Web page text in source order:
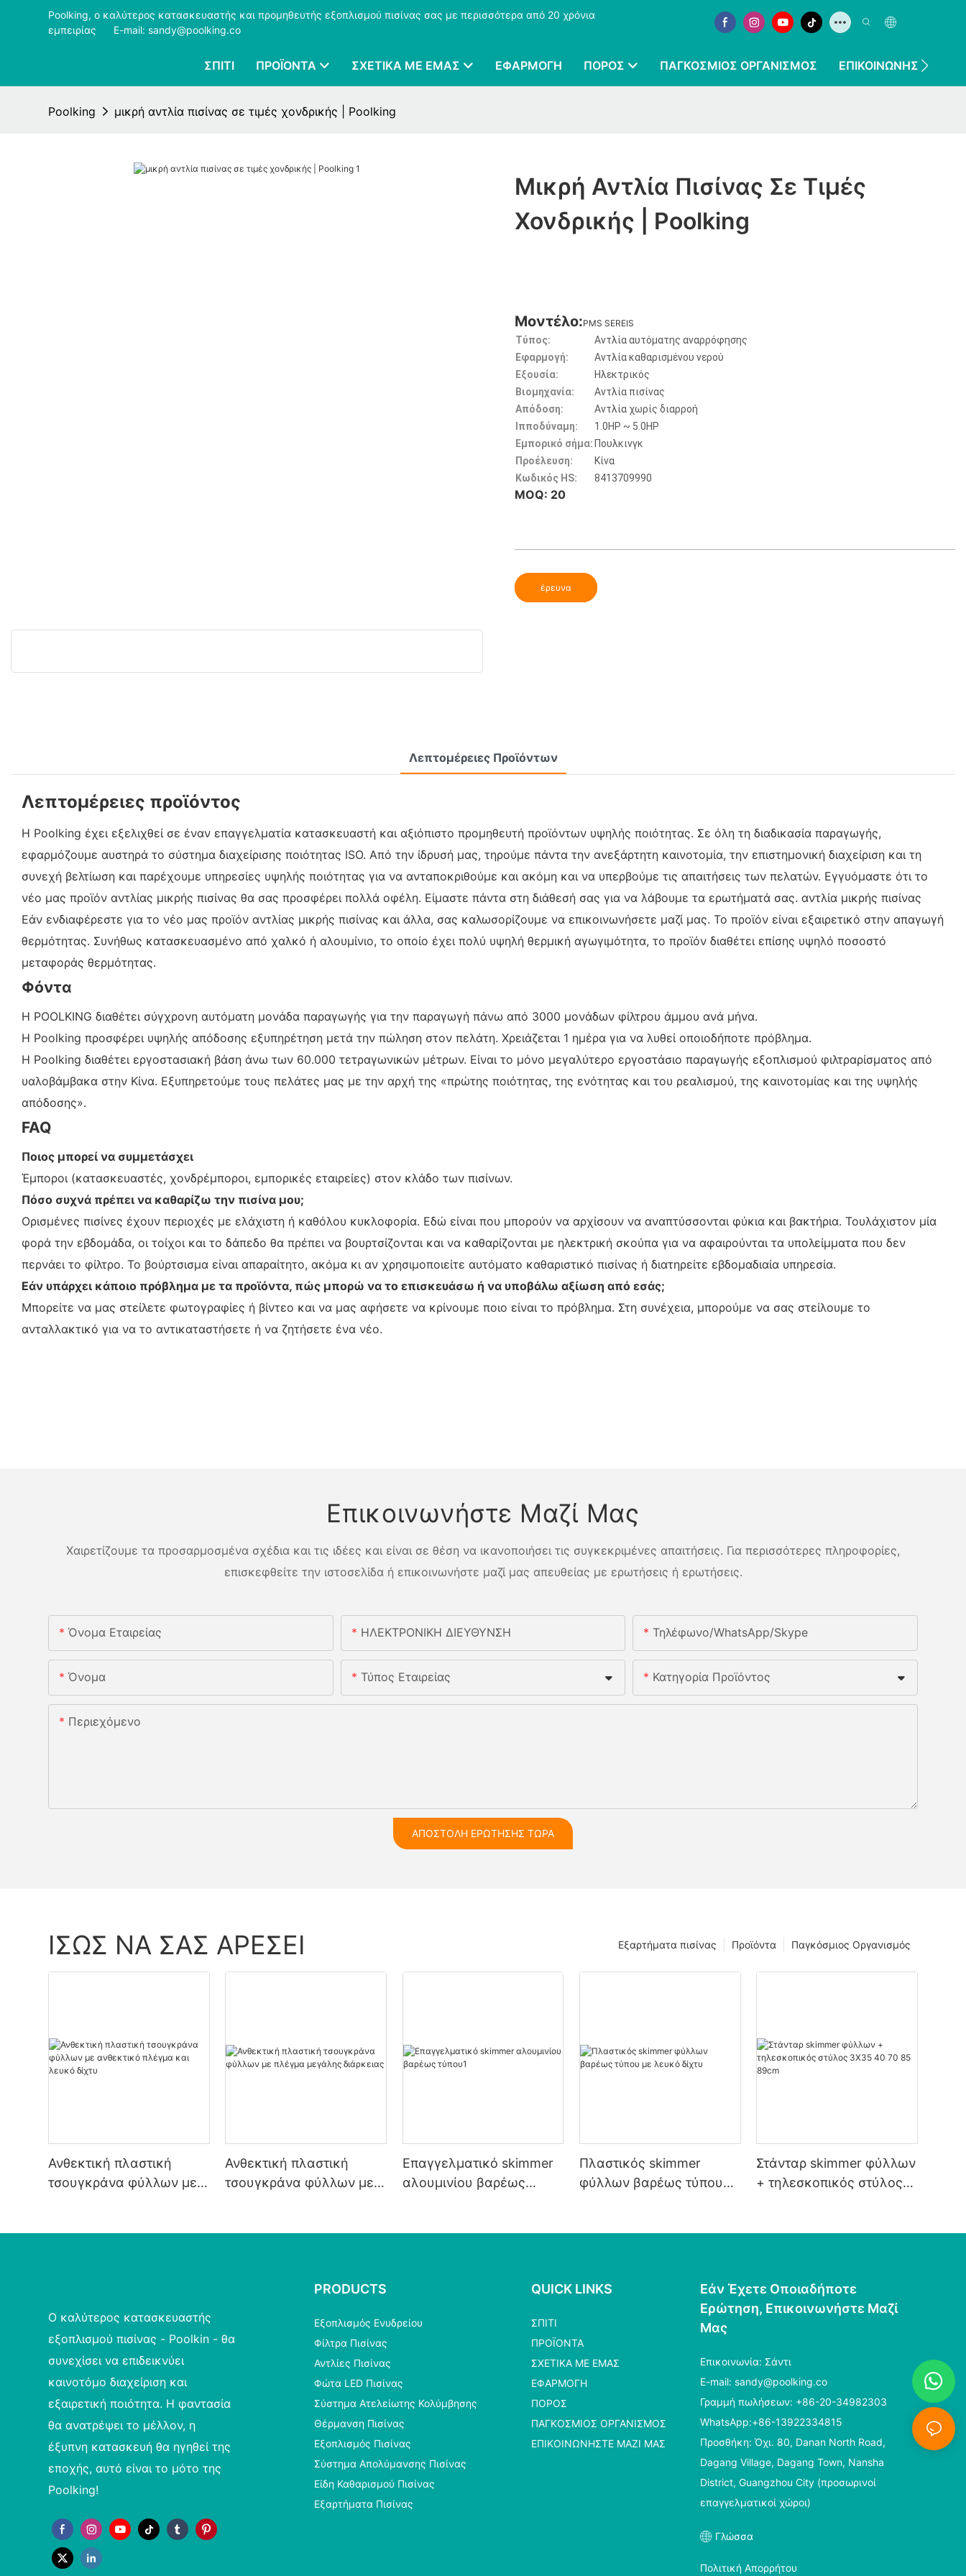
Poolking, ο καλύτερος κατασκευαστής και προμηθευτής εξοπλισμού πισίνας σας με περισσότερα από 20 χρόνια
εμπειρίας
E-mail: sandy@poolking.co
ΣΠΊΤΙ ΠΡΟΪΌΝΤΑ ΣΧΕΤΙΚΆ ΜΕ ΕΜΆΣ ΕΦΑΡΜΟΓΉ ΠΌΡΟΣ ΠΑΓΚΌΣΜΙΟΣ ΟΡΓΑΝΙΣΜΌΣ ΕΠΙΚΟΙΝΩΝΉΣΤΕ
Poolking μικρή αντλία πισίνας σε τιμές χονδρικής | Poolking
Μικρή Αντλία Πισίνας Σε Τιμές
Χονδρικής | Poolking
Μοντέλο:PMS SEREIS
Τύπος:
Αντλία αυτόματης αναρρόφησης
Εφαρμογή:
Αντλία καθαρισμένου νερού
Εξουσία:
Ηλεκτρικός
Βιομηχανία:
Αντλία πισίνας
Απόδοση:
Αντλία χωρίς διαρροή
Ιπποδύναμη:
1.0HP ~ 5.0HP
Εμπορικό σήμα: Πουλκινγκ
Προέλευση:
Κίνα
Κωδικός HS:
8413709990
MOQ: 20
έρευνα
Λεπτομέρειες Προϊόντων
Λεπτομέρειες προϊόντος
Η Poolking έχει εξελιχθεί σε έναν επαγγελματία κατασκευαστή και αξιόπιστο προμηθευτή προϊόντων υψηλής ποιότητας. Σε όλη τη διαδικασία παραγωγής,
εφαρμόζουμε αυστηρά το σύστημα διαχείρισης ποιότητας ISO. Από την ίδρυσή μας, τηρούμε πάντα την ανεξάρτητη καινοτομία, την επιστημονική διαχείριση και τη
συνεχή βελτίωση και παρέχουμε υπηρεσίες υψηλής ποιότητας για να ανταποκριθούμε και ακόμη και να υπερβούμε τις απαιτήσεις των πελατών. Εγγυόμαστε ότι το
νέο μας προϊόν αντλίας μικρής πισίνας θα σας προσφέρει πολλά οφέλη. Είμαστε πάντα στη διάθεσή σας για να λάβουμε τα ερωτήματά σας. αντλία μικρής πισίνας
Εάν ενδιαφέρεστε για το νέο μας προϊόν αντλίας μικρής πισίνας και άλλα, σας καλωσορίζουμε να επικοινωνήσετε μαζί μας. Το προϊόν είναι εξαιρετικό στην απαγωγή
θερμότητας. Συνήθως κατασκευασμένο από χαλκό ή αλουμίνιο, το οποίο έχει πολύ υψηλή θερμική αγωγιμότητα, το προϊόν διαθέτει επίσης υψηλό ποσοστό
μεταφοράς θερμότητας.
Φόντα
Η POOLKING διαθέτει σύγχρονη αυτόματη μονάδα παραγωγής για την παραγωγή πάνω από 3000 μονάδων φίλτρου άμμου ανά μήνα.
Η Poolking προσφέρει υψηλής απόδοσης εξυπηρέτηση μετά την πώληση στον πελάτη. Χρειάζεται 1 ημέρα για να λυθεί οποιοδήποτε πρόβλημα.
Η Poolking διαθέτει εργοστασιακή βάση άνω των 60.000 τετραγωνικών μέτρων. Είναι το μόνο μεγαλύτερο εργοστάσιο παραγωγής εξοπλισμού φιλτραρίσματος από
υαλοβάμβακα στην Κίνα. Εξυπηρετούμε τους πελάτες μας με την αρχή της «πρώτης ποιότητας, της ενότητας και του ρεαλισμού, της καινοτομίας και της υψηλής
απόδοσης».
FAQ
Ποιος μπορεί να συμμετάσχει
Έμποροι (κατασκευαστές, χονδρέμποροι, εμπορικές εταιρείες) στον κλάδο των πισίνων.
Πόσο συχνά πρέπει να καθαρίζω την πισίνα μου;
Ορισμένες πισίνες έχουν περιοχές με ελάχιστη ή καθόλου κυκλοφορία. Εδώ είναι που μπορούν να αρχίσουν να αναπτύσσονται φύκια και βακτήρια. Τουλάχιστον μία
φορά την εβδομάδα, οι τοίχοι και το δάπεδο θα πρέπει να βουρτσίζονται και να καθαρίζονται με ηλεκτρική σκούπα για να αφαιρούνται τα υπολείμματα που δεν
περνάει το φίλτρο. Το βούρτσισμα είναι απαραίτητο, ακόμα κι αν χρησιμοποιείτε αυτόματο καθαριστικό πισίνας ή διατηρείτε εβδομαδιαία υπηρεσία.
Εάν υπάρχει κάποιο πρόβλημα με τα προϊόντα, πώς μπορώ να το επισκευάσω ή να υποβάλω αξίωση από εσάς;
Μπορείτε να μας στείλετε φωτογραφίες ή βίντεο και να μας αφήσετε να κρίνουμε ποιο είναι το πρόβλημα. Στη συνέχεια, μπορούμε να σας στείλουμε το
ανταλλακτικό για να το αντικαταστήσετε ή να ζητήσετε ένα νέο.
Επικοινωνήστε Μαζί Μας
Χαιρετίζουμε τα προσαρμοσμένα σχέδια και τις ιδέες και είναι σε θέση να ικανοποιήσει τις συγκεκριμένες απαιτήσεις. Για περισσότερες πληροφορίες,
επισκεφθείτε την ιστοσελίδα ή επικοινωνήστε μαζί μας απευθείας με ερωτήσεις ή ερωτήσεις.
Όνομα Εταιρείας ΗΛΕΚΤΡΟΝΙΚΗ ΔΙΕΥΘΥΝΣΗ Τηλέφωνο/whatsApp/skype
Όνομα Τύπος Εταιρείας Κατηγορία Προϊόντος
Περιεχόμενο
ΑΠΟΣΤΟΛΉ ΕΡΏΤΗΣΗΣ ΤΏΡΑ
ΊΣΩΣ ΝΑ ΣΑΣ ΑΡΈΣΕΙ Παγκόσμιος Οργανισμός
Προϊόντα
Εξαρτήματα πισίνας
Ανθεκτική πλαστική
τσουγκράνα φύλλων με
Ανθεκτική πλαστική
τσουγκράνα φύλλων με
Επαγγελματικό skimmer
αλουμινίου βαρέως
Πλαστικός skimmer
φύλλων βαρέως τύπου
Στάνταρ skimmer φύλλων
+ τηλεσκοπικός στύλος
Ο καλύτερος κατασκευαστής
εξοπλισμού πισίνας - Poolkin - θα
συνεχίσει να επιδεικνύει
καινοτόμο διαχείριση και
εξαιρετική ποιότητα. Η φαντασία
θα ανατρέψει το μέλλον, η
έξυπνη κατασκευή θα ηγηθεί της
εποχής, αυτό είναι το μότο της
Poolking!
PRODUCTS
Εξοπλισμός Ενυδρείου
Φίλτρα Πισίνας
Αντλίες Πισίνας
Φώτα LED Πισίνας
Σύστημα Ατελείωτης Κολύμβησης
Θέρμανση Πισίνας
Εξοπλισμός Πισίνας
Σύστημα Απολύμανσης Πισίνας
Είδη Καθαρισμού Πισίνας
Εξαρτήματα Πισίνας
QUICK LINKS
ΣΠΊΤΙ
ΠΡΟΪΌΝΤΑ
ΣΧΕΤΙΚΆ ΜΕ ΕΜΆΣ
ΕΦΑΡΜΟΓΉ
ΠΌΡΟΣ
ΠΑΓΚΌΣΜΙΟΣ ΟΡΓΑΝΙΣΜΌΣ
ΕΠΙΚΟΙΝΩΝΉΣΤΕ ΜΑΖΊ ΜΑΣ
Εάν Έχετε Οποιαδήποτε
Ερώτηση, Επικοινωνήστε Μαζί
Μας
Επικοινωνία: Σάντι
E-mail:sandy@poolking.co
Γραμμή πωλήσεων: +86-20-34982303
WhatsApp:+86-13922334815
Προσθήκη: Όχι. 80, Danan North Road,
Dagang Village, Dagang Town, Nansha
District, Guangzhou City (προσωρινοί
επαγγελματικοί χώροι)
Γλώσσα
Πολιτική Απορρήτου